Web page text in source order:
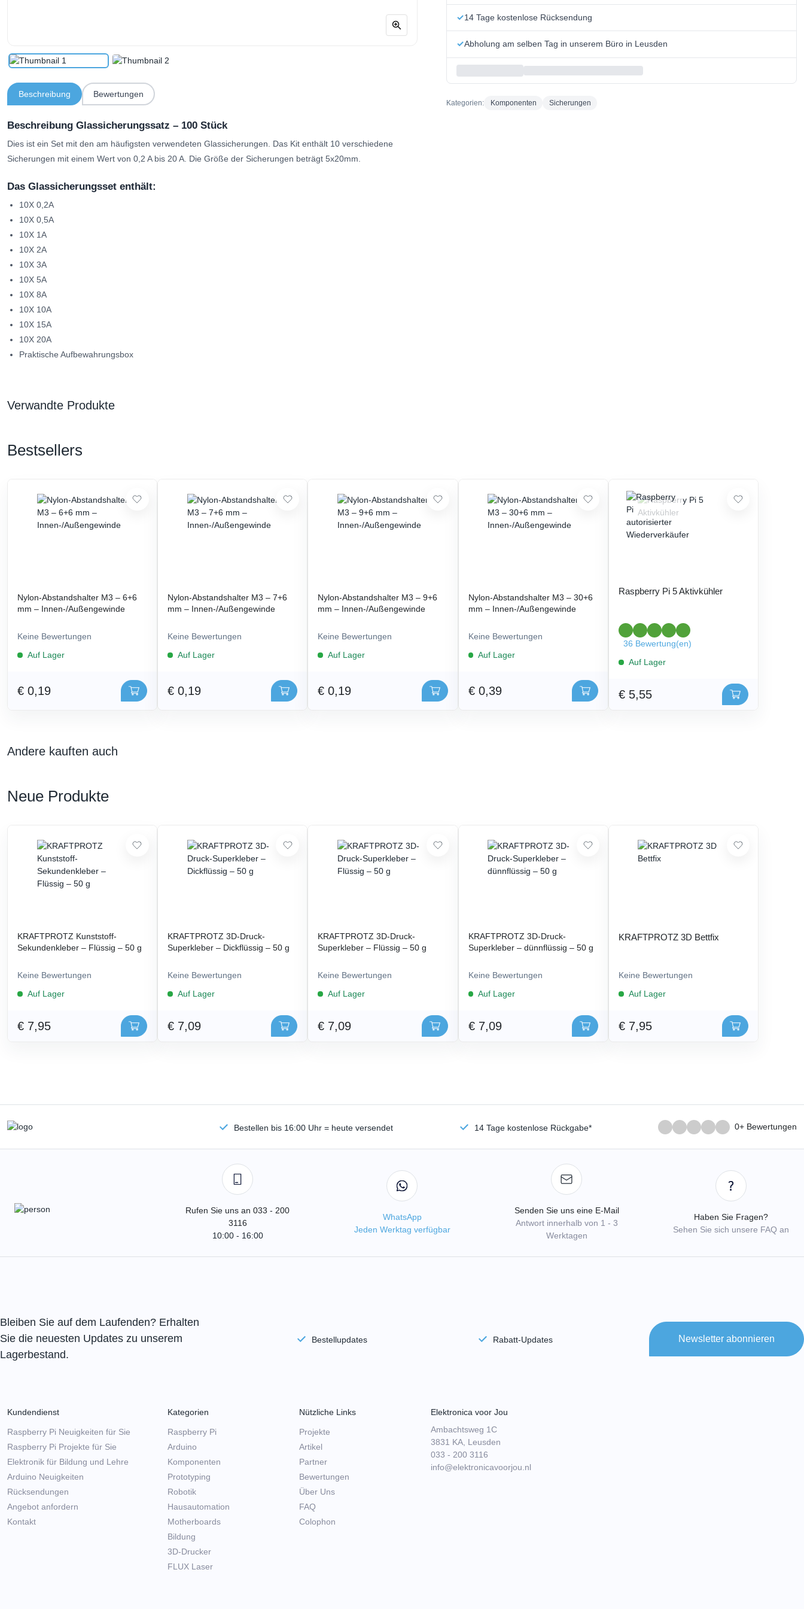
Beschreibung Bewertungen
Beschreibung Glassicherungssatz – 100 Stück
Dies ist ein Set mit den am häufigsten verwendeten Glassicherungen. Das Kit enthält 10 verschiedene
Sicherungen mit einem Wert von 0,2 A bis 20 A. Die Größe der Sicherungen beträgt 5x20mm.
Das Glassicherungsset enthält:
10X 0,2A
10X 0,5A
10X 1A
10X 2A
10X 3A
10X 5A
10X 8A
10X 10A
10X 15A
10X 20A
Praktische Aufbewahrungsbox
14 Tage kostenlose Rücksendung
Abholung am selben Tag in unserem Büro in Leusden
Kategorien: Komponenten Sicherungen
Verwandte Produkte
Bestsellers
Nylon-Abstandshalter M3 – 6+6
mm – Innen-/Außengewinde
Keine Bewertungen
Auf Lager
€ 0,19
Nylon-Abstandshalter M3 – 7+6
mm – Innen-/Außengewinde
Keine Bewertungen
Auf Lager
€ 0,19
Nylon-Abstandshalter M3 – 9+6
mm – Innen-/Außengewinde
Keine Bewertungen
Auf Lager
€ 0,19
Nylon-Abstandshalter M3 – 30+6
mm – Innen-/Außengewinde
Keine Bewertungen
Auf Lager
€ 0,39
Raspberry Pi 5 Aktivkühler
36 Bewertung(en)
Auf Lager
€ 5,55
Andere kauften auch
Neue Produkte
KRAFTPROTZ Kunststoff-
Sekundenkleber – Flüssig – 50 g
Keine Bewertungen
Auf Lager
€ 7,95
KRAFTPROTZ 3D-Druck-
Superkleber – Dickflüssig – 50 g
Keine Bewertungen
Auf Lager
€ 7,09
KRAFTPROTZ 3D-Druck-
Superkleber – Flüssig – 50 g
Keine Bewertungen
Auf Lager
€ 7,09
KRAFTPROTZ 3D-Druck-
Superkleber – dünnflüssig – 50 g
Keine Bewertungen
Auf Lager
€ 7,09
KRAFTPROTZ 3D Bettfix
Keine Bewertungen
Auf Lager
€ 7,95
Bestellen bis 16:00 Uhr = heute versendet 14 Tage kostenlose Rückgabe* 0+ Bewertungen
Rufen Sie uns an 033 - 200
3116
10:00 - 16:00
WhatsApp
Jeden Werktag verfügbar
Senden Sie uns eine E-Mail
Antwort innerhalb von 1 - 3
Werktagen
Haben Sie Fragen?
Sehen Sie sich unsere FAQ an
Bleiben Sie auf dem Laufenden? Erhalten
Sie die neuesten Updates zu unserem
Lagerbestand.
Bestellupdates Rabatt-Updates Newsletter abonnieren
Kundendienst
Raspberry Pi Neuigkeiten für Sie
Raspberry Pi Projekte für Sie
Elektronik für Bildung und Lehre
Arduino Neuigkeiten
Rücksendungen
Angebot anfordern
Kontakt
Kategorien
Raspberry Pi
Arduino
Komponenten
Prototyping
Robotik
Hausautomation
Motherboards
Bildung
3D-Drucker
FLUX Laser
Nützliche Links
Projekte
Artikel
Partner
Bewertungen
Über Uns
FAQ
Colophon
Elektronica voor Jou
Ambachtsweg 1C
3831 KA, Leusden
033 - 200 3116
info@elektronicavoorjou.nl